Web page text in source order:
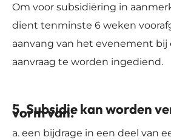
Om voor subsidiëring in
dient tenminste 6 weken
aanvang van het evenement bij
aanvraag te worden ingediend.
5. Subsidie kan worden
vorm van:
a. een bijdrage in een deel van